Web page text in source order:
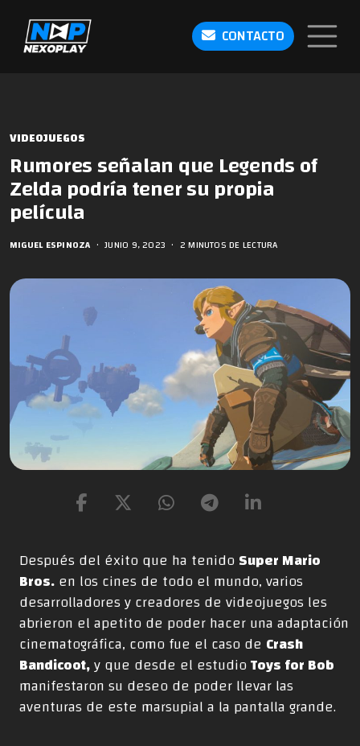
CONTACTO
VIDEOJUEGOS
Rumores señalan que Legends of
Zelda podría tener su propia
película
MIGUEL ESPINOZA • JUNIO 9, 2023 • 2 MINUTOS DE LECTURA
Después del éxito que ha tenidoSuper Mario
Bros.en los cines de todo el mundo, varios
desarrolladores y creadores de videojuegos les
abrieron el apetito de poder hacer una adaptación
cinematográfica, como fue el caso de Crash
Bandicoot,y que desde el estudioToys for Bob
manifestaron su deseo de poder llevar las
aventuras de este marsupial a la pantalla grande.